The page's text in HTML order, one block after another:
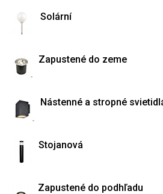
Solární
Zapustené do zeme
Nástenné a stropné
Stojanová
Zapustené do podhľadu